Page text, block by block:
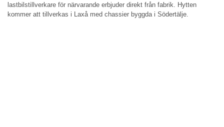
lastbilstillverkare för närvarande erbjuder direkt från fabrik. Hytten
kommer att tillverkas i Laxå med chassier byggda i Södertälje.